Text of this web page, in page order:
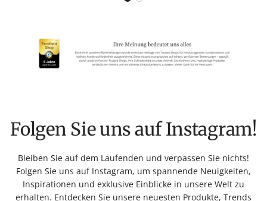
Folgen Sie uns auf Instagram!
Bleiben Sie auf dem Laufenden und verpassen Sie nichts!
Folgen Sie uns auf Instagram, um spannende Neuigkeiten,
Inspirationen und exklusive Einblicke in unsere Welt zu
erhalten. Entdecken Sie unsere neuesten Produkte, Trends